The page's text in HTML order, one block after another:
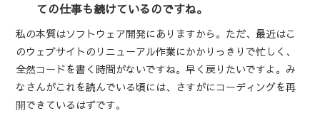
ての仕事も続けているのですね。
私の本質はソフトウェア開発にありますから。ただ、最近はこ
のウェブサイトのリニューアル作業にかかりっきりで忙しく、
全然コードを書く時間がないですね。早く戻りたいですよ。み
なさんがこれを読んでいる頃には、さすがにコーディングを再
開できているはずです。